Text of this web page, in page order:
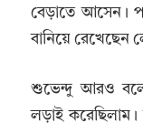
বেড়াতে আসেন।
বানিয়ে রেখেছেন
শুভেন্দু আরও
লড়াই করেছিলাম।